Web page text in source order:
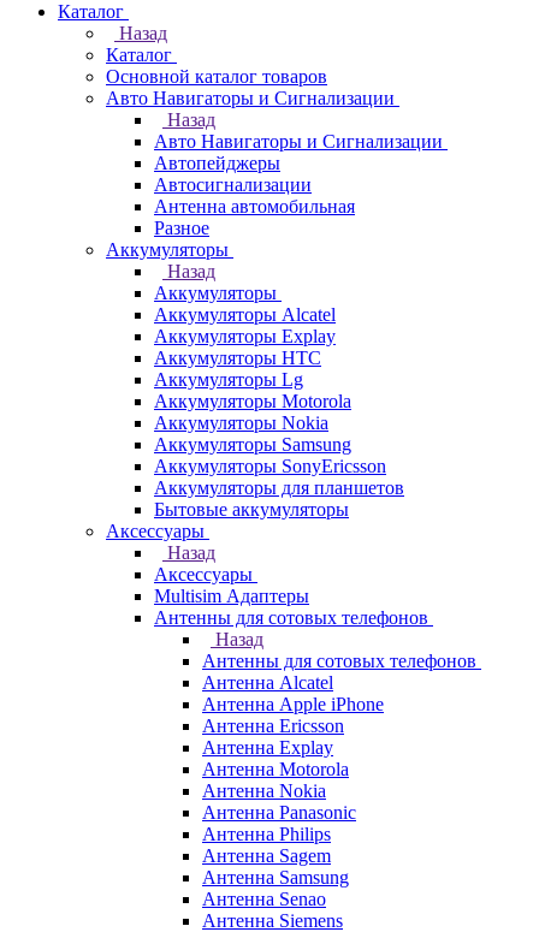
Каталог
Назад
Каталог
Основной каталог товаров
Авто Навигаторы и Сигнализации
Назад
Авто Навигаторы и Сигнализации
Автопейджеры
Автосигнализации
Антенна автомобильная
Разное
Аккумуляторы
Назад
Аккумуляторы
Аккумуляторы Alcatel
Аккумуляторы Explay
Аккумуляторы HTC
Аккумуляторы Lg
Аккумуляторы Motorola
Аккумуляторы Nokia
Аккумуляторы Samsung
Аккумуляторы SonyEricsson
Аккумуляторы для планшетов
Бытовые аккумуляторы
Аксессуары
Назад
Аксессуары
Multisim Адаптеры
Антенны для сотовых телефонов
Назад
Антенны для сотовых телефонов
Антенна Alcatel
Антенна Apple iPhone
Антенна Ericsson
Антенна Explay
Антенна Motorola
Антенна Nokia
Антенна Panasonic
Антенна Philips
Антенна Sagem
Антенна Samsung
Антенна Senao
Антенна Siemens